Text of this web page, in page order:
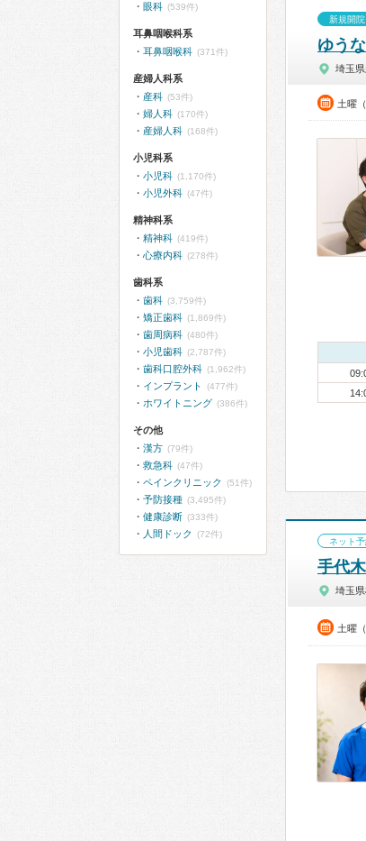
新規開院
ゆう
埼玉
土曜
ネット
手代
埼玉
土曜
眼科 (539件)
耳鼻咽喉科系
耳鼻咽喉科 (371件)
産婦人科系
産科 (53件)
婦人科 (170件)
産婦人科 (168件)
小児科系
小児科 (1,170件)
小児外科 (47件)
精神科系
精神科 (419件)
心療内科 (278件)
歯科系
歯科 (3,759件)
矯正歯科 (1,869件)
歯周病科 (480件)
小児歯科 (2,787件)
歯科口腔外科 (1,962件)
インプラント (477件)
ホワイトニング (386件)
その他
漢方 (79件)
救急科 (47件)
ペインクリニック (51件)
予防接種 (3,495件)
健康診断 (333件)
人間ドック (72件)